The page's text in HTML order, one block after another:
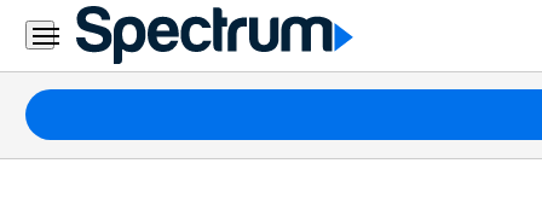
Residencial
Business
Paquetes
Internet